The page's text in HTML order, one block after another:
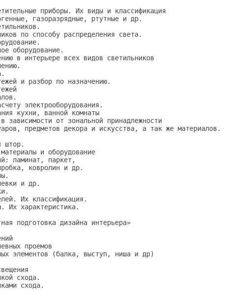
приборы. Их виды и классификация
газоразрядные, ртутные и др.
по способу распределения света.
оборудование.
в интерьере всех видов светильников
и разбор по назначению.
электрооборудования.
кухни, ванной комнаты
зависимости от зональной принадлежности
предметов декора и искусства, а так же материалов.
штор.
и оборудование
ламинат, паркет,
ковролин и др.
и др.
Их классификация.
Их характеристика.
подготовка дизайна интерьера»
проемов
элементов (балка, выступ, ниша и др)
схода.
схода.